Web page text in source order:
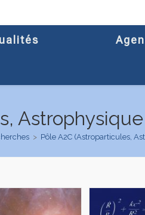
> Pôle A2C (Astroparticules,